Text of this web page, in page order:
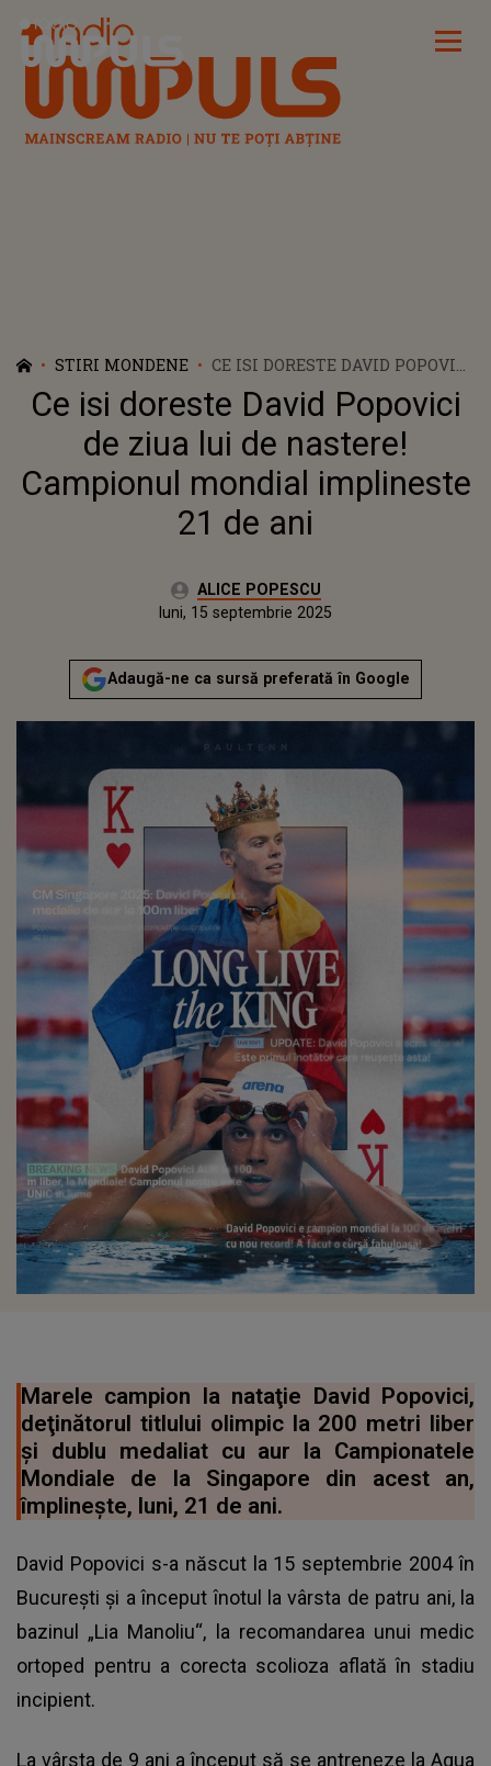
Radio Impuls
STIRI MONDENE
CE ISI DORESTE DAVID POPOVICI
DE ZIUA LUI DE NASTERE!
CAMPIONUL MONDIAL
IMPLINESTE 21 DE ANI
Ce isi doreste David Popovici
de ziua lui de nastere!
Campionul mondial implineste
21 de ani
Autor:ALICE POPESCU
Publicat:
luni, 15 septembrie 2025
Adaugă-ne ca sursă preferată în Google
Marele campion la nataţie David Popovici,
deţinătorul titlului olimpic la 200 metri liber
şi dublu medaliat cu aur la Campionatele
Mondiale de la Singapore din acest an,
împlineşte, luni, 21 de ani.
David Popovici s-a născut la 15 septembrie 2004 în
Bucureşti şi a început înotul la vârsta de patru ani, la
bazinul „Lia Manoliu“, la recomandarea unui medic
ortoped pentru a corecta scolioza aflată în stadiu
incipient.
La vârsta de 9 ani a început să se antreneze la Aqua